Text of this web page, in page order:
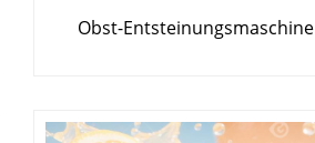
Obst-Entsteinungsmaschine